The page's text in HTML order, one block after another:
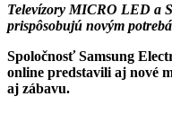
Televízory MICRO LED a
prispôsobujú novým
Spoločnosť Samsung
online predstavili aj nové
aj zábavu.